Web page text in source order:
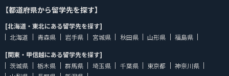
【都道府県から留学先を探す】
[北海道・東北にある留学先を探す]
北海道
青森県 岩手県 宮城県 秋田県 山形県
福島県
[関東・甲信越にある留学先を探す]
茨城県
栃木県 群馬県 埼玉県 千葉県 東京都
神奈川県